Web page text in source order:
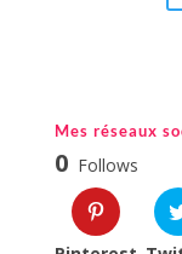
Mes réseaux
0 Follows